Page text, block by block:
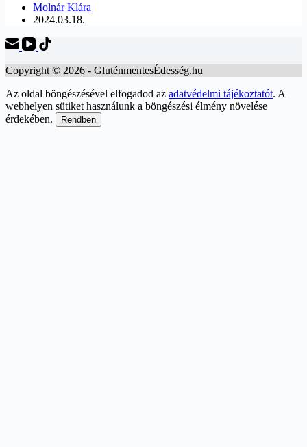
Molnár Klára
2024.03.18.
Copyright © 2026 - GluténmentesÉdesség.hu
Az oldal böngészésével elfogadod az adatvédelmi tájékoztatót. A
webhelyen sütiket használunk a böngészési élmény növelése
érdekében.
Rendben